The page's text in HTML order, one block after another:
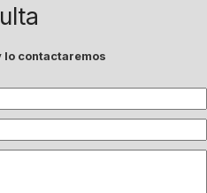
lo contactaremos